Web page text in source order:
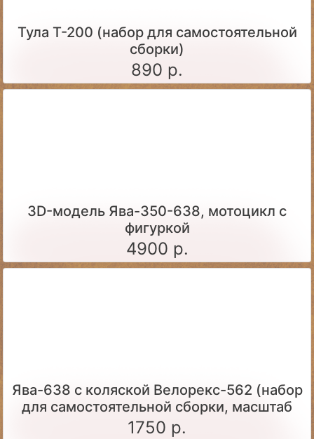
Тула Т-200 (набор для самостоятельной
сборки)
890 р.
3D-модель Ява-350-638, мотоцикл с
фигуркой
4900 р.
Ява-638 с коляской Велорекс-562 (набор
для самостоятельной сборки, масштаб
1:43)
1750 р.